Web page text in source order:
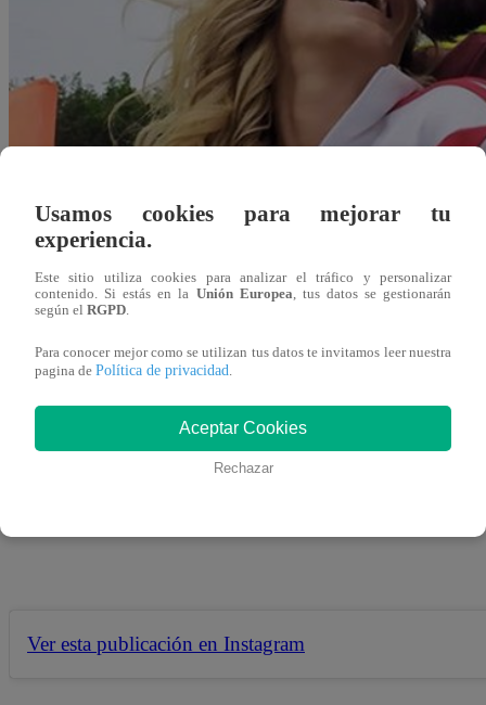
Redacción Latina
25 de junio 2019
Alejandra Baigorria no portó que le faltaran el respeto
venezolana, y le respondió a un usuario de las redes
Ver esta publicación en Instagram
Usamos cookies para mejorar tu
experiencia.
Este sitio utiliza cookies para analizar el tráfico y personalizar
contenido. Si estás en la Unión Europea , tus datos se gestionarán
según el RGPD
Para conocer mejor como se utilizan tus datos te invitamos leer nuestra
pagina de Política de privacidad
Aceptar Cookies
Rechazar